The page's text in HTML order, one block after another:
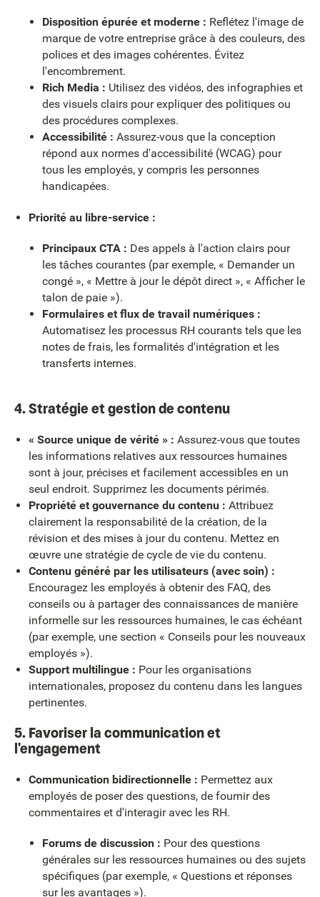
Disposition épurée et moderne : Reflétez l'image de
marque de votre entreprise grâce à des couleurs, des
polices et des images cohérentes. Évitez
l'encombrement.
Rich Media : Utilisez des vidéos, des infographies et
des visuels clairs pour expliquer des politiques ou
des procédures complexes.
Accessibilité : Assurez-vous que la conception
répond aux normes d'accessibilité (WCAG) pour
tous les employés, y compris les personnes
handicapées.
Priorité au libre-service :
Principaux CTA : Des appels à l'action clairs pour
les tâches courantes (par exemple, « Demander un
congé », « Mettre à jour le dépôt direct », « Afficher le
talon de paie »).
Formulaires et flux de travail numériques :
Automatisez les processus RH courants tels que les
notes de frais, les formalités d'intégration et les
transferts internes.
4. Stratégie et gestion de contenu
« Source unique de vérité » : Assurez-vous que toutes
les informations relatives aux ressources humaines
sont à jour, précises et facilement accessibles en un
seul endroit. Supprimez les documents périmés.
Propriété et gouvernance du contenu : Attribuez
clairement la responsabilité de la création, de la
révision et des mises à jour du contenu. Mettez en
œuvre une stratégie de cycle de vie du contenu.
Contenu généré par les utilisateurs (avec soin) :
Encouragez les employés à obtenir des FAQ, des
conseils ou à partager des connaissances de manière
informelle sur les ressources humaines, le cas échéant
(par exemple, une section « Conseils pour les nouveaux
employés »).
Support multilingue : Pour les organisations
internationales, proposez du contenu dans les langues
pertinentes.
5. Favoriser la communication et
l'engagement
Communication bidirectionnelle : Permettez aux
employés de poser des questions, de fournir des
commentaires et d'interagir avec les RH.
Forums de discussion : Pour des questions
générales sur les ressources humaines ou des sujets
spécifiques (par exemple, « Questions et réponses
sur les avantages »).